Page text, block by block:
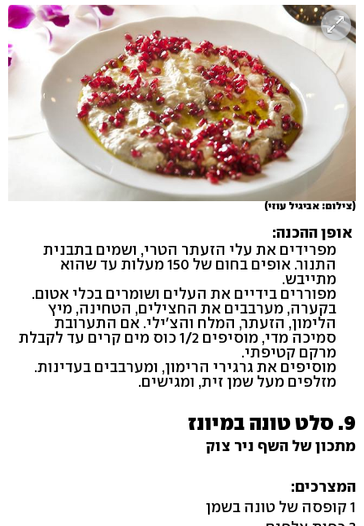
(צילום: אביגיל עוזי)
אופן ההכנה:
מפרידים את עלי הזעתר הטרי, ושמים בתבנית
התנור. אופים בחום של 150 מעלות עד שהוא
מתייבש.
מפוררים בידיים את העלים ושומרים בכלי אטום.
בקערה, מערבבים את החצילים, הטחינה, מיץ
הלימון, הזעתר, המלח והצ'ילי. אם התערובת
סמיכה מדי, מוסיפים 1/2 כוס מים קרים עד לקבלת
מרקם קטיפתי.
מוסיפים את גרגירי הרימון, ומערבבים בעדינות.
מזלפים מעל שמן זית, ומגישים.
9. סלט טונה במיונז
מתכון של השף ניר צוק
המצרכים:
1 קופסה של טונה בשמן